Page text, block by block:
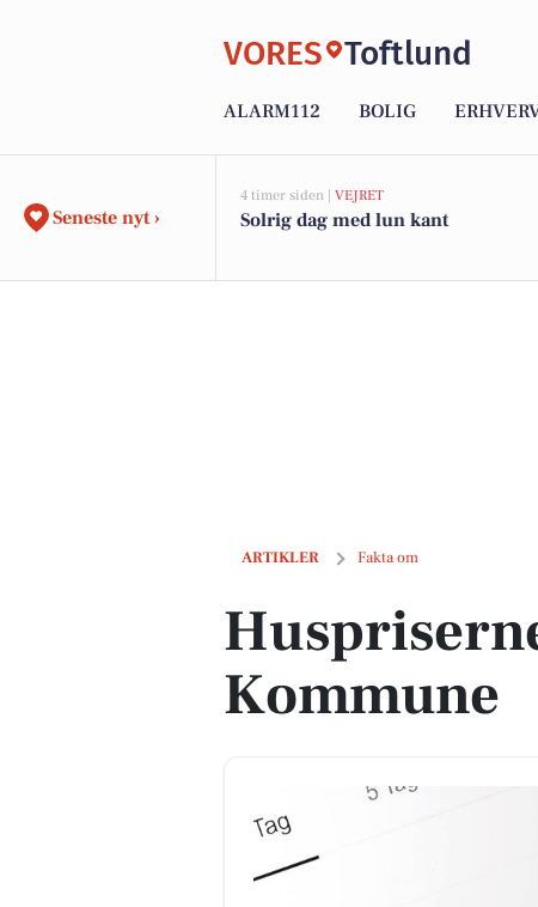
VORES Toftlund
ALARM112 BOLIG
Seneste nyt ›
4 timer siden | VEJRET
Solrig dag med lun kant
ARTIKLER Fakta om
Huspriserne går op i Tønder Kommune
Kommune